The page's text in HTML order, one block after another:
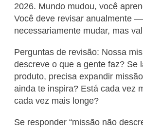
2026. Mundo mudou, você
Você deve revisar anualmente
necessariamente mudar, mas
Perguntas de revisão: Nossa
descreve o que a gente faz? Se
produto, precisa expandir
ainda te inspira? Está cada vez
cada vez mais longe?
Se responder “missão não